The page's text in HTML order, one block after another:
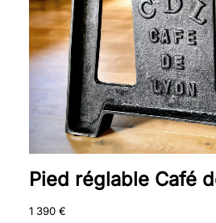
Pied réglable Café
1 390 €